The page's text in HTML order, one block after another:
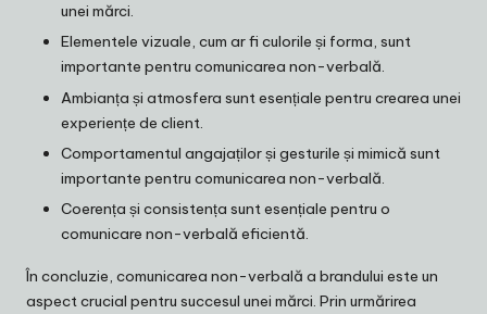
unei mărci.
Elementele vizuale, cum ar fi culorile și forma, sunt
importante pentru comunicarea non-verbală.
Ambianța și atmosfera sunt esențiale pentru crearea unei
experiențe de client.
Comportamentul angajaților și gesturile și mimică sunt
importante pentru comunicarea non-verbală.
Coerența și consistența sunt esențiale pentru o
comunicare non-verbală eficientă.
În concluzie, comunicarea non-verbală a brandului este un
aspect crucial pentru succesul unei mărci. Prin urmărirea